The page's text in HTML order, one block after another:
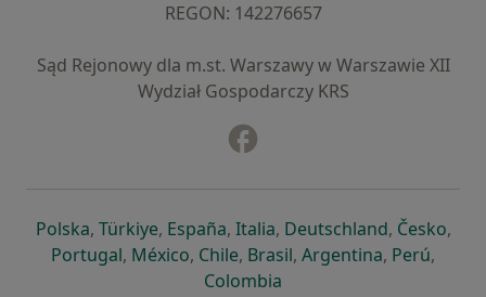
REGON: ⁠142276657
Sąd Rejonowy dla m.st. Warszawy w Warszawie XII
Wydział Gospodarczy KRS
Polskaotwiera się w nowej karcie
, Türkiyeotwiera się w nowej karcie
, Españaotwiera się w nowej karcie
, Italiaotwiera się w nowej
, Deutschlandotwiera się
, Česko,
Portugalotwiera się w nowej karcie
, Méxicootwiera się w nowej karcie
, Chileotwiera się w nowej karcie
, Brasilotwiera się w nowej
, Argentinaotwiera się
, Perú,
Colombia